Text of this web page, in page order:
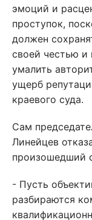
эмоций и
проступок,
должен
своей честью и
умалить
ущерб
краевого суда.
Сам
Линейцев
произошедший
- Пусть
разбираются